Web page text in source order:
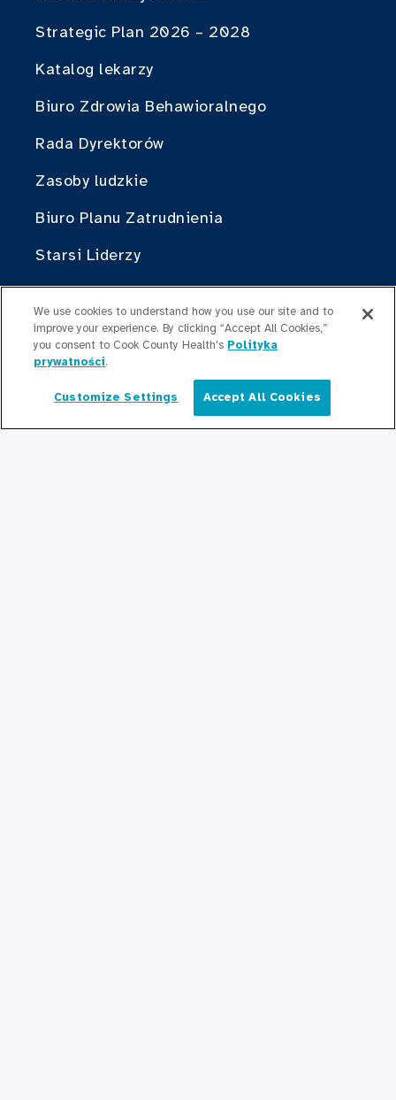
Strategic Plan 2026 – 2028
Katalog lekarzy
Biuro Zdrowia Behawioralnego
Rada Dyrektorów
Zasoby ludzkie
Biuro Planu Zatrudnienia
Starsi Liderzy
Opieka hrabstwa
Wydział Zdrowia Publicznego Hrabstwa
Cook
Cook County Health Atlas
Instytut Zmian w Służbie Zdrowia
Polski
We use cookies to understand how you use our site and to
improve your experience. By clicking “Accept All Cookies,”
you consent to Cook County Health's Polityka
prywatności.
Customize Settings Accept All Cookies